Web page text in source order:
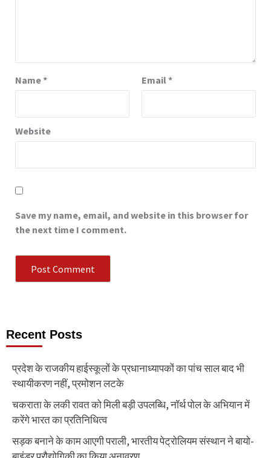
Name* Email*
Website
Save my name, email, and website in this browser for
the next time I comment.
Recent Posts
प्रदेश के राजकीय हाईस्कूलों के प्रधानाध्यापकों का पांच साल बाद भी
स्थायीकरण नहीं, प्रमोशन लटके
चकराता के लकी रावत को मिली बड़ी उपलब्धि, नॉर्थ पोल के अभियान में
करेंगे भारत का प्रतिनिधित्व
सड़क बनाने के काम आएगी पराली, भारतीय पेट्रोलियम संस्थान ने बायो-